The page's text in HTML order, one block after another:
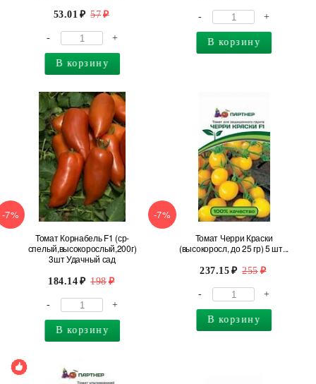
53.01 57
- +
В корзину
- +
В корзину
-7%
Томат Корнабель F1 (ср-
спелый,высокорослый,200г)
3шт Удачный сад
184.14 198
- +
В корзину
-7%
Томат Черри Краски
(высокоросл, до 25 гр) 5 шт...
237.15 255
- +
В корзину